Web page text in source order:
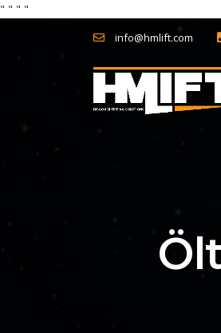
" " " "
info@hmlift.com